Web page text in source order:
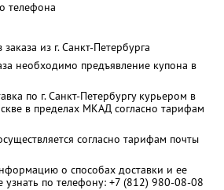
телефона
из г. Санкт-Петербурга
необходимо предъявление купона в
по г. Санкт-Петербургу курьером в
в пределах МКАД согласно тарифам
согласно тарифам почты
о способах доставки и ее
узнать по телефону: +7 (812) 980-08-08